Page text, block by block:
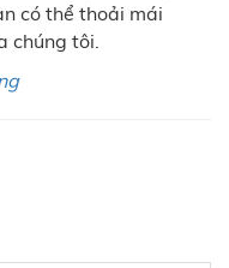
có thể thoải mái
chúng tôi.